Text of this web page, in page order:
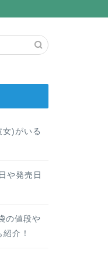
)がいる
や発売日
の値段や
介！